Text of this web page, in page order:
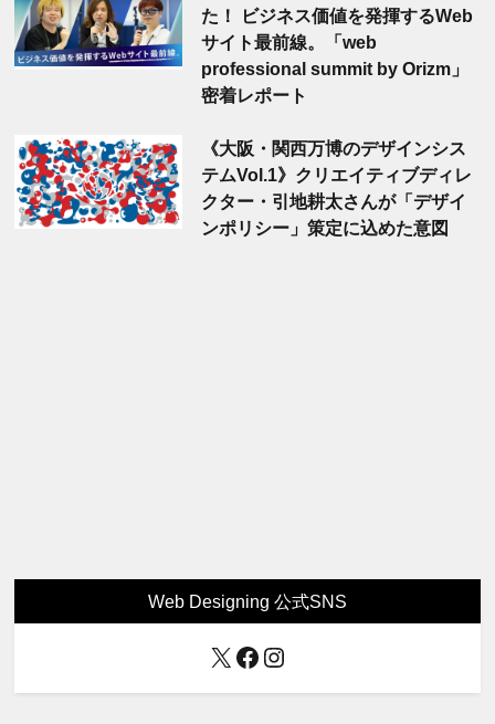
た！ ビジネス価値を発揮するWeb
サイト最前線。「web
professional summit by Orizm」
密着レポート
《大阪・関西万博のデザインシス
テムVol.1》クリエイティブディレ
クター・引地耕太さんが「デザイ
ンポリシー」策定に込めた意図
Web Designing 公式SNS
X Facebook
Instagram